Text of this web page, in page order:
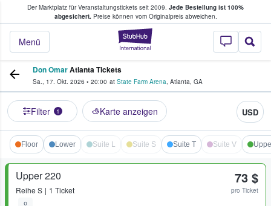
Der Marktplatz für Veranstaltungstickets seit 2009. Jede Bestellung ist 100%
abgesichert.Preise können vom Originalpreis abweichen.
StubHub - Wo
Menü
Tickets kaufen & verkaufen
Don OmarAtlanta Tickets
Sa., 17. Okt. 2026 • 20:00 at State Farm Arena, Atlanta, GA
Filter 1 Karte anzeigen USD
Floor Lower Suite L Suite S Suite T Suite V
Upper 220
Reihe S 1 Ticket
73 $
pro Ticket